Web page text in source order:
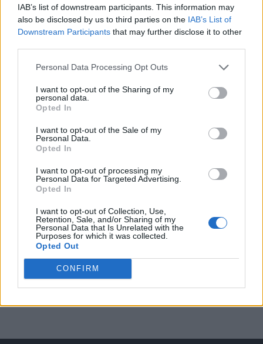
IAB’s list of downstream participants. This information may
also be disclosed by us to third parties on the IAB’s List of
Downstream Participants that may further disclose it to other
Personal Data Processing Opt Outs
I want to opt-out of the Sharing of my
personal data.
Opted In
I want to opt-out of the Sale of my
Personal Data.
Opted In
I want to opt-out of processing my
Personal Data for Targeted Advertising.
Opted In
I want to opt-out of Collection, Use,
Retention, Sale, and/or Sharing of my
Personal Data that Is Unrelated with the
Purposes for which it was collected.
Opted Out
CONFIRM
Partidul Patrioților (Surugiu)
FAR (Coarnă)
România pe Primul Loc (Ponta)
Altul
Arhiva sondajelor
ad